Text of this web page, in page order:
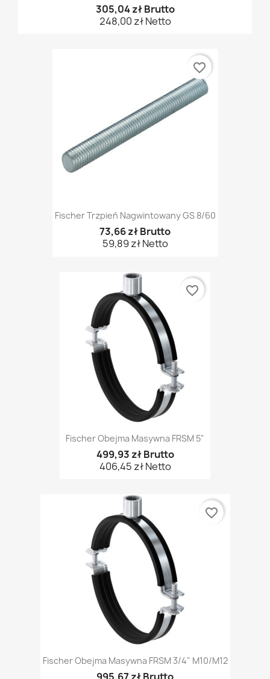
305,04 zł Brutto
248,00 zł Netto
Fischer Trzpień Nagwintowany GS 8/60
73,66 zł Brutto
59,89 zł Netto
favorite_border
Fischer Obejma Masywna FRSM 5"
499,93 zł Brutto
406,45 zł Netto
favorite_border
Fischer Obejma Masywna FRSM 3/4" M10/M12
favorite_border